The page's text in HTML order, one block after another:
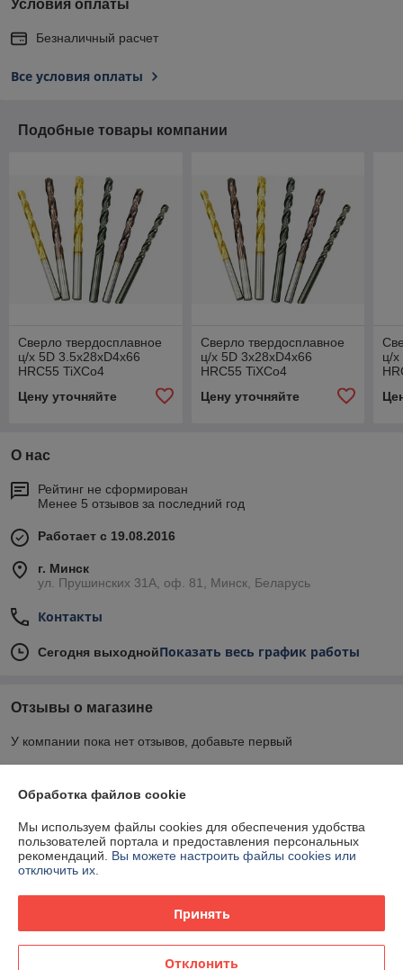
Условия оплаты
Безналичный расчет
Все условия оплаты
Подобные товары компании
Сверло твердосплавное
ц/х 5D 3.5x28xD4x66
HRC55 TiXCo4
Цену уточняйте
Сверло твердосплавное
ц/х 5D 3x28xD4x66
HRC55 TiXCo4
Цену уточняйте
ц/
О нас
Рейтинг не сформирован
Менее 5 отзывов за последний год
Работает с 19.08.2016
г. Минск
ул. Прушинских 31А, оф. 81, Минск, Беларусь
Контакты
Сегодня выходнойПоказать весь график работы
Отзывы о магазине
У компании пока нет отзывов, добавьте первый
О нас
Контакты
Доставка и оплата
Обработка файлов cookie
Мы используем файлы cookies для обеспечения удобства
пользователей портала и предоставления персональных
рекомендаций. Вы можете настроить файлы cookies или
отключить их.
Принять
Отклонить